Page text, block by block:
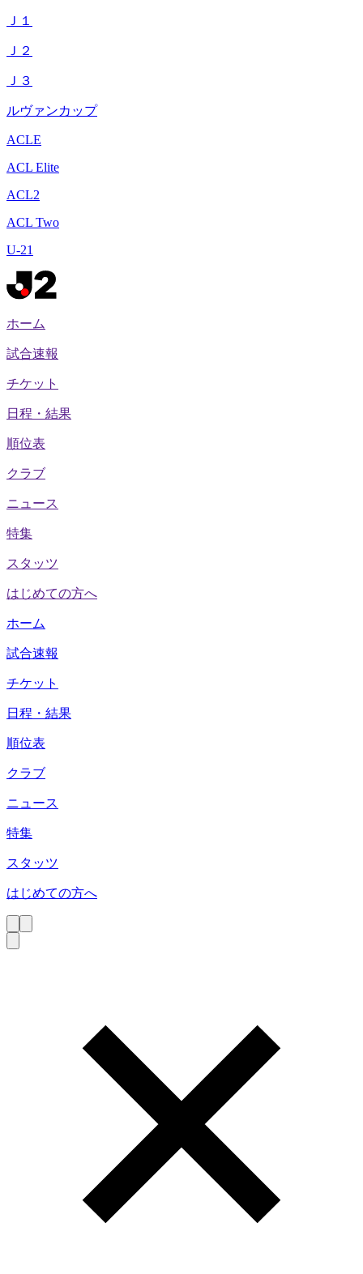
Ｊ１
Ｊ２
Ｊ３
ルヴァンカップ
ACLE
ACL Elite
ACL2
ACL Two
U-21
ホーム
試合速報
チケット
日程・結果
順位表
クラブ
ニュース
特集
スタッツ
はじめての方へ
ホーム
試合速報
チケット
日程・結果
順位表
クラブ
ニュース
特集
スタッツ
はじめての方へ